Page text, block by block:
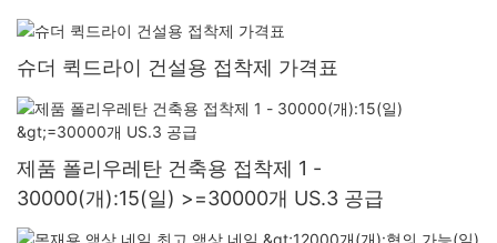
슈더 퀵드라이 건설용 접착제 가격표
제품 폴리우레탄 건축용 접착제 1 -
30000(개):15(일) >=30000개 US.3 공급